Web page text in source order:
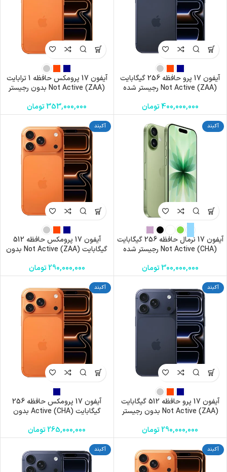
آیفون 17 پرو حافظه 256 گیگابایت
(ZAA) Not Active رجیستر شده
400,000,000تومان
آیفون 17 پرومکس حافظه 1 ترابایت
(ZAA) Not Active بدون رجیستر
353,000,000تومان
آکبند
آیفون 17 نرمال حافظه 256 گیگابایت
(CHA) Not Active رجیستر شده
300,000,000تومان
آکبند
آیفون 17 پرومکس حافظه 512
گیگابایت (ZAA) Not Active بدون
290,000,000تومان
آکبند
آیفون 17 پرو حافظه 512 گیگابایت
(ZAA) Not Active بدون رجیستر
290,000,000تومان
آکبند
آیفون 17 پرومکس حافظه 256
گیگابایت (CHA) Active بدون
265,000,000تومان
آکبند آکبند